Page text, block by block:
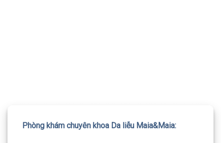
Phòng khám chuyên khoa Da liễu Maia&Maia: